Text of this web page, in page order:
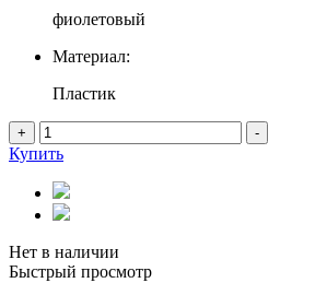
фиолетовый
Материал:
Пластик
+ -
Купить
Нет в наличии
Быстрый просмотр